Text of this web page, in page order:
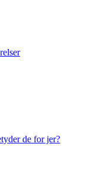
de for jer?